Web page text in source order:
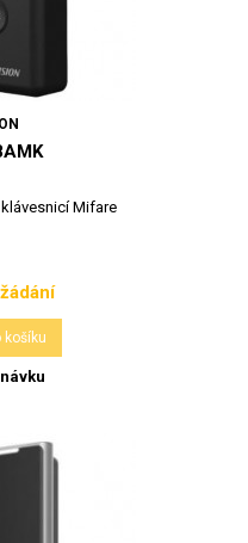
Mifare
košíku